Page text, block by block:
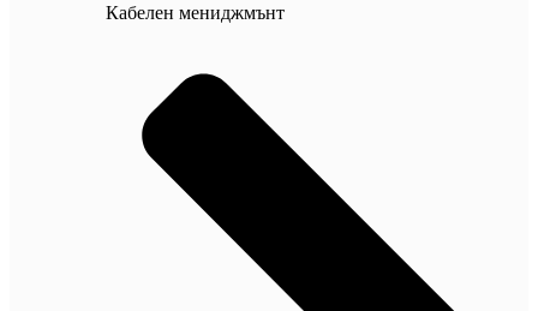
Кабелен мениджмънт